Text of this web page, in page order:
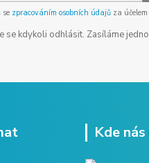
se zpracováním osobních údajůza účelem
se kdykoli odhlásit. Zasíláme
Kde